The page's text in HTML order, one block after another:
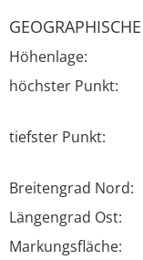
Höhenlage:
höchster Punkt:
tiefster Punkt:
Breitengrad Nord:
Längengrad Ost:
Markungsfläche: